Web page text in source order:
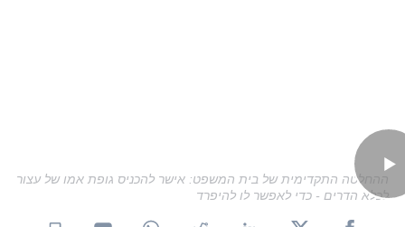
ההחלטה התקדימית של בית המשפט: אישר להכניס גופת אמו של עצור
לכלא הדרים - כדי לאפשר לו להיפרד